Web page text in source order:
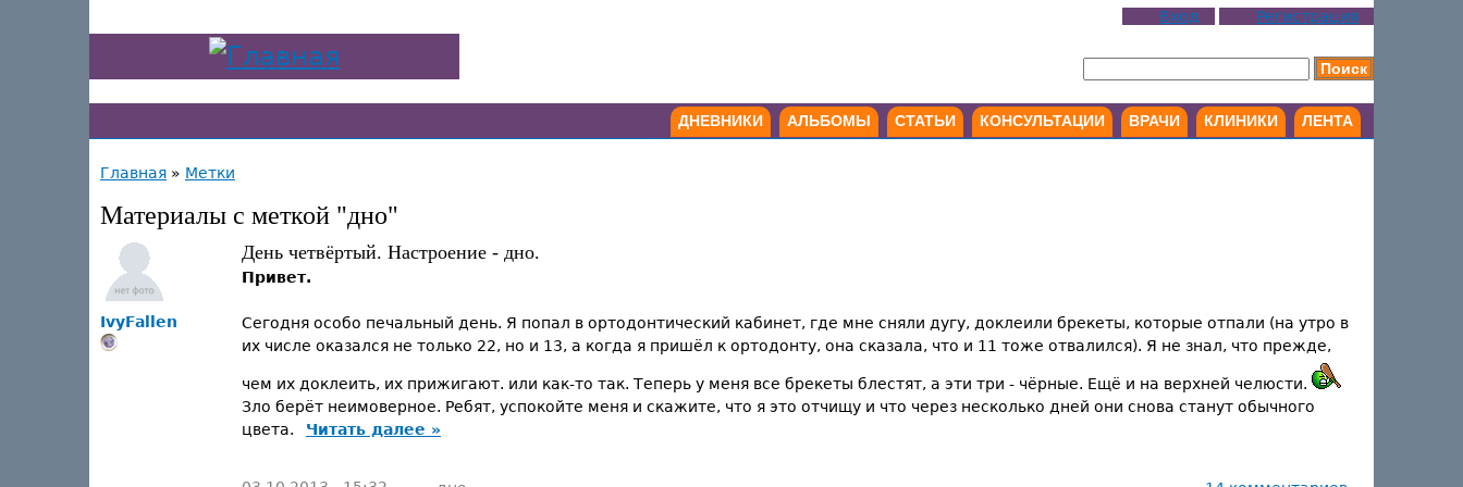
Вход Регистрация
ДНЕВНИКИ АЛЬБОМЫ СТАТЬИ КОНСУЛЬТАЦИИ ВРАЧИ КЛИНИКИ ЛЕНТА
Главная » Метки
Материалы с меткой "дно"
IvyFallen
День четвёртый. Настроение - дно.
Привет.
Сегодня особо печальный день. Я попал в ортодонтический кабинет, где мне сняли дугу, доклеили брекеты, которые отпали (на утро в
их числе оказался не только 22, но и 13, а когда я пришёл к ортодонту, она сказала, что и 11 тоже отвалился). Я не знал, что прежде,
чем их доклеить, их прижигают. или как-то так. Теперь у меня все брекеты блестят, а эти три - чёрные. Ещё и на верхней челюсти.
Зло берёт неимоверное. Ребят, успокойте меня и скажите, что я это отчищу и что через несколько дней они снова станут обычного
цвета.
Читать далее »